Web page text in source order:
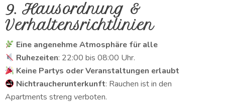
9. Hausordnung &
Verhaltensrichtlinien
Eine angenehme Atmosphäre für alle
Ruhezeiten: 22:00 bis 08:00 Uhr.
Keine Partys oder Veranstaltungen erlaubt
Nichtraucherunterkunft: Rauchen ist in den
Apartments streng verboten.